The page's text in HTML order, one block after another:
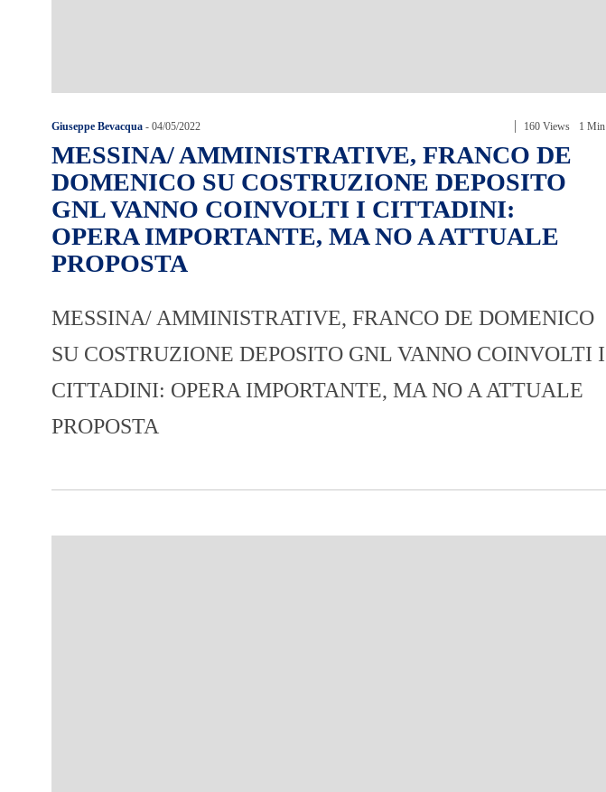
Giuseppe Bevacqua - 04/05/2022 160 Views 1 Min
MESSINA/ AMMINISTRATIVE, FRANCO DE
DOMENICO SU COSTRUZIONE DEPOSITO
GNL VANNO COINVOLTI I CITTADINI:
OPERA IMPORTANTE, MA NO A ATTUALE
PROPOSTA
MESSINA/ AMMINISTRATIVE, FRANCO DE DOMENICO
SU COSTRUZIONE DEPOSITO GNL VANNO COINVOLTI I
CITTADINI: OPERA IMPORTANTE, MA NO A ATTUALE
PROPOSTA